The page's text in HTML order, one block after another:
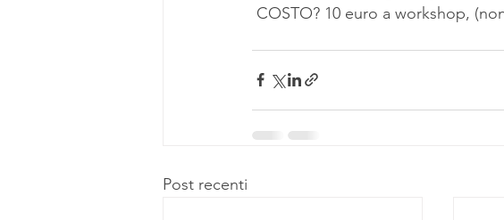
COSTO? 10 euro a workshop,
Post recenti